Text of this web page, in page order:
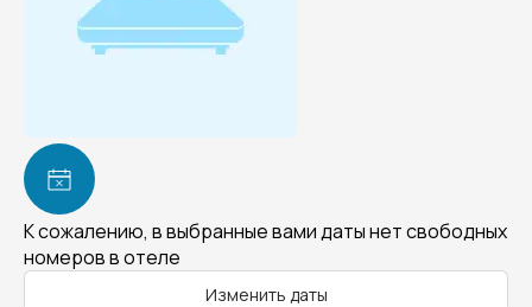
К сожалению, в выбранные вами даты нет свободных
номеров в отеле
Изменить даты